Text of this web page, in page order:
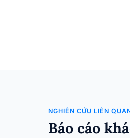
NGHIÊN CỨU LIÊN
Báo cáo